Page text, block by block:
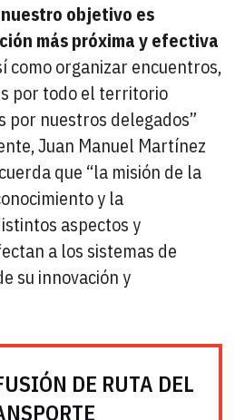
nuestro objetivo es
más próxima y efectiva
como organizar encuentros,
por todo el territorio
por nuestros delegados”
Juan Manuel Martínez
que “la misión de la
y la
aspectos y
a los sistemas de
su innovación y
DE RUTA DEL